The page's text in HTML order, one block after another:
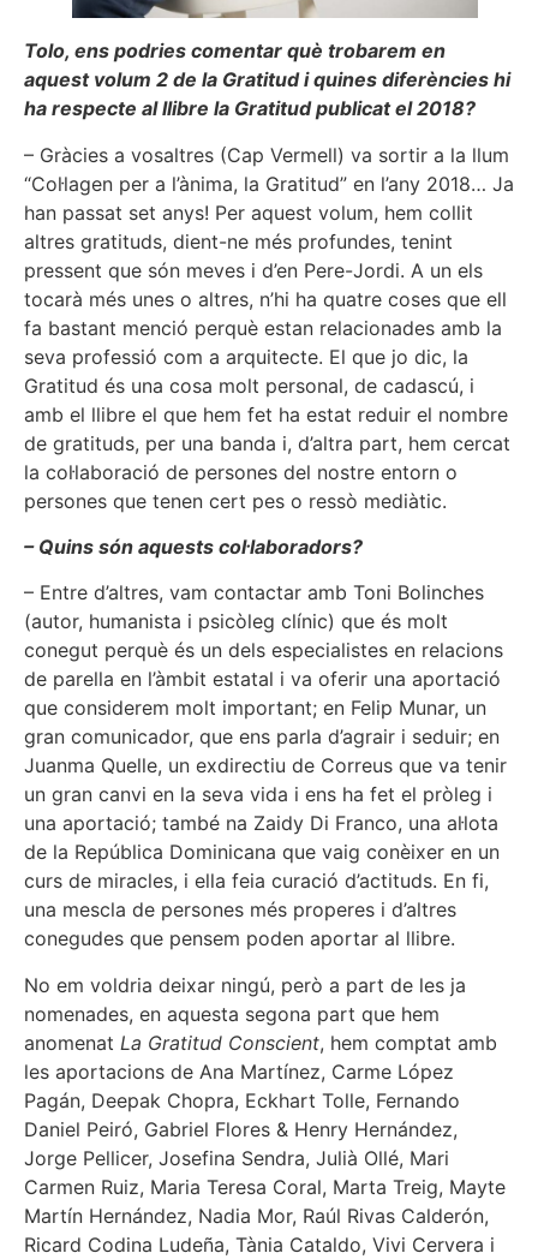
Tolo, ens podries comentar què trobarem en
aquest volum 2 de la Gratitud i quines diferències hi
ha respecte al llibre la Gratitud publicat el 2018?
– Gràcies a vosaltres (Cap Vermell) va sortir a la llum
“Col·lagen per a l’ànima, la Gratitud” en l’any 2018… Ja
han passat set anys! Per aquest volum, hem collit
altres gratituds, dient-ne més profundes, tenint
pressent que són meves i d’en Pere-Jordi. A un els
tocarà més unes o altres, n’hi ha quatre coses que ell
fa bastant menció perquè estan relacionades amb la
seva professió com a arquitecte. El que jo dic, la
Gratitud és una cosa molt personal, de cadascú, i
amb el llibre el que hem fet ha estat reduir el nombre
de gratituds, per una banda i, d’altra part, hem cercat
la col·laboració de persones del nostre entorn o
persones que tenen cert pes o ressò mediàtic.
– Quins són aquests col·laboradors?
– Entre d’altres, vam contactar amb Toni Bolinches
(autor, humanista i psicòleg clínic) que és molt
conegut perquè és un dels especialistes en relacions
de parella en l’àmbit estatal i va oferir una aportació
que considerem molt important; en Felip Munar, un
gran comunicador, que ens parla d’agrair i seduir; en
Juanma Quelle, un exdirectiu de Correus que va tenir
un gran canvi en la seva vida i ens ha fet el pròleg i
una aportació; també na Zaidy Di Franco, una al·lota
de la República Dominicana que vaig conèixer en un
curs de miracles, i ella feia curació d’actituds. En fi,
una mescla de persones més properes i d’altres
conegudes que pensem poden aportar al llibre.
No em voldria deixar ningú, però a part de les ja
nomenades, en aquesta segona part que hem
anomenat La Gratitud Conscient, hem comptat amb
les aportacions de Ana Martínez, Carme López
Pagán, Deepak Chopra, Eckhart Tolle, Fernando
Daniel Peiró, Gabriel Flores & Henry Hernández,
Jorge Pellicer, Josefina Sendra, Julià Ollé, Mari
Carmen Ruiz, Maria Teresa Coral, Marta Treig, Mayte
Martín Hernández, Nadia Mor, Raúl Rivas Calderón,
Ricard Codina Ludeña, Tània Cataldo, Vivi Cervera i